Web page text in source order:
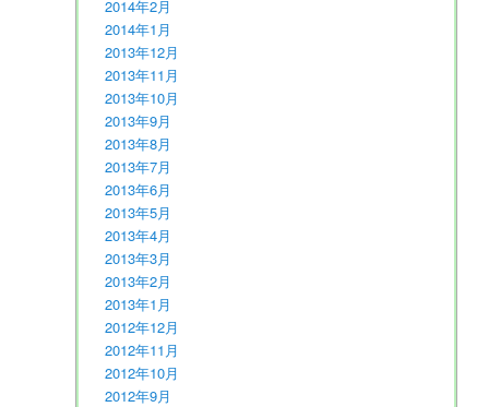
2014年2月
2014年1月
2013年12月
2013年11月
2013年10月
2013年9月
2013年8月
2013年7月
2013年6月
2013年5月
2013年4月
2013年3月
2013年2月
2013年1月
2012年12月
2012年11月
2012年10月
2012年9月